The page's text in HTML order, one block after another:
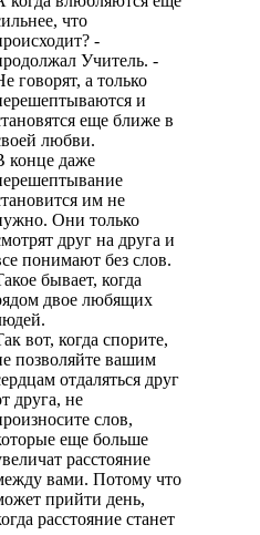
что
-
Учитель. -
говорят, а только
и
еще ближе в
любви.
конце даже
им не
Они только
друг на друга и
понимают без слов.
бывает, когда
двое любящих
вот, когда спорите,
позволяйте вашим
отдаляться друг
друга, не
слов,
еще больше
расстояние
вами. Потому что
прийти день,
расстояние станет